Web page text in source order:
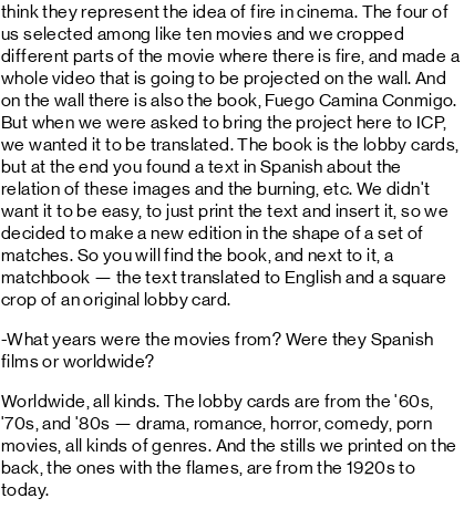
think they represent the idea of fire in cinema. The four of
us selected among like ten movies and we cropped
different parts of the movie where there is fire, and made a
whole video that is going to be projected on the wall. And
on the wall there is also the book, Fuego Camina Conmigo.
But when we were asked to bring the project here to ICP,
we wanted it to be translated. The book is the lobby cards,
but at the end you found a text in Spanish about the
relation of these images and the burning, etc. We didn't
want it to be easy, to just print the text and insert it, so we
decided to make a new edition in the shape of a set of
matches. So you will find the book, and next to it, a
matchbook — the text translated to English and a square
crop of an original lobby card.
-What years were the movies from? Were they Spanish
films or worldwide?
Worldwide, all kinds. The lobby cards are from the '60s,
'70s, and '80s — drama, romance, horror, comedy, porn
movies, all kinds of genres. And the stills we printed on the
back, the ones with the flames, are from the 1920s to
today.